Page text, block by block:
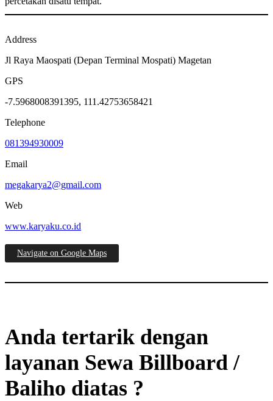
Address
Jl Raya Maospati (Depan Terminal Mospati) Magetan
GPS
-7.5968008391395, 111.42753658421
Telephone
081394930009
Email
megakarya2@gmail.com
Web
www.karyaku.co.id
Navigate on Google Maps
Anda tertarik dengan
layanan Sewa Billboard /
Baliho diatas ?